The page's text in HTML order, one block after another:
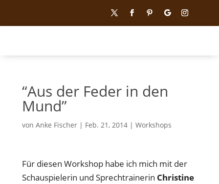
“Aus der Feder in den
Mund”
von Anke Fischer| Feb. 21, 2014| Workshops
Für diesen Workshop habe ich mich mit der
Schauspielerin und Sprechtrainerin Christine